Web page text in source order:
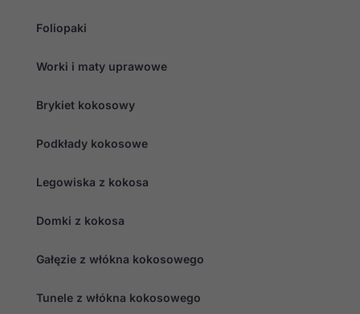
Foliopaki
Worki i maty uprawowe
Brykiet kokosowy
Podkłady kokosowe
Legowiska z kokosa
Domki z kokosa
Gałęzie z włókna kokosowego
Tunele z włókna kokosowego